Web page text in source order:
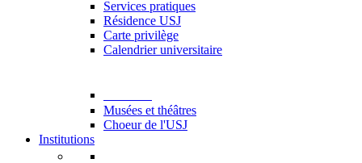
Services pratiques
Résidence USJ
Carte privilège
Calendrier universitaire
Musées et théâtres
Choeur de l'USJ
Institutions